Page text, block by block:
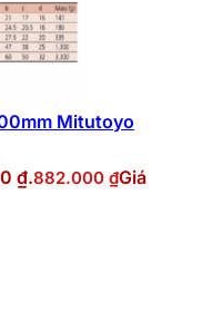
Mitutoyo
₫.882.000 ₫Giá